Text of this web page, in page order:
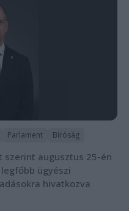
Parlament Bíróság
szerint augusztus 25-én
ügyészi
hivatkozva